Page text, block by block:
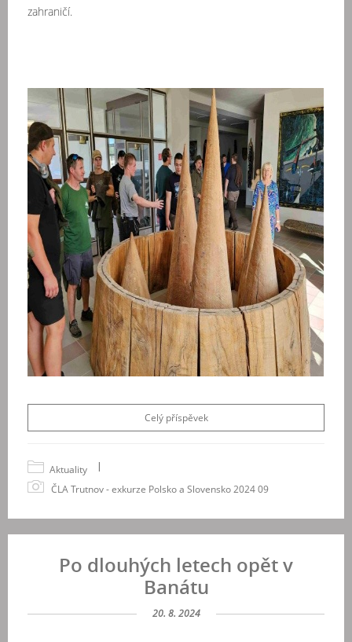
zahraničí.
Celý příspěvek
Aktuality
|
ČLA Trutnov - exkurze Polsko a Slovensko 2024 09
Po dlouhých letech opět v
Banátu
20. 8. 2024